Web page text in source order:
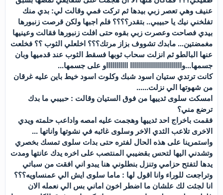
عنيف وهي تعصر زبي بيدها ثم تركت فمي وقالت لي: بدي منك
تفلخني نيك يا حبيبي.. بتقدر؟؟؟؟ فلم اجبها ولكن قرصت زنبورها
بيدي فصاحت وعصرت زبي بقوه حتى افلت زنبورها فقالت وعينيها
مغمضتين... مابدك تشووف بزاز مرتك؟؟؟ اخلعلي الثوب ؟؟ فخلعت
عنها البالطو ثم انزلت سحاب ثوبها فسقط الثوب عند قدميها وبان
جسمها...واااااااااااااااااااااااااا اااااااااااو على جسمها...
كانت ترتدي ستيان اسود شبك وكلوت اسود خيط باين عليه غرقان
من شهوتها الي نزلت......
امسكت سلوى ثدييها من فوق الستيان وقالت : حبيبي ما بدك
ترضع مني؟
فقمت باخراج احد ثدييها وهجمت عليه امصه واداعب حلمته ويدي
الاخرى تلاعب الثدي الاخر وسلوى غائبه في نشوتها واناتها ...
واستمرينا على هذه الحال لفتره حتى بدات سلوى تمسك بخصري
وتشدني اليها لتحس بقضيبي المنتصب على اخره يدك عانتها ومدت
يدها لتفتح حزامي وتنزل بنطلوني هنا يبدو اني افقت من سباتي
وتراجعت للوراء وانا اقول لها : ماما سلوى ايش الي عمنساويه؟؟؟
انا لجئت لك علشان ما اضطر اخون اماني بس الي نعمله الان